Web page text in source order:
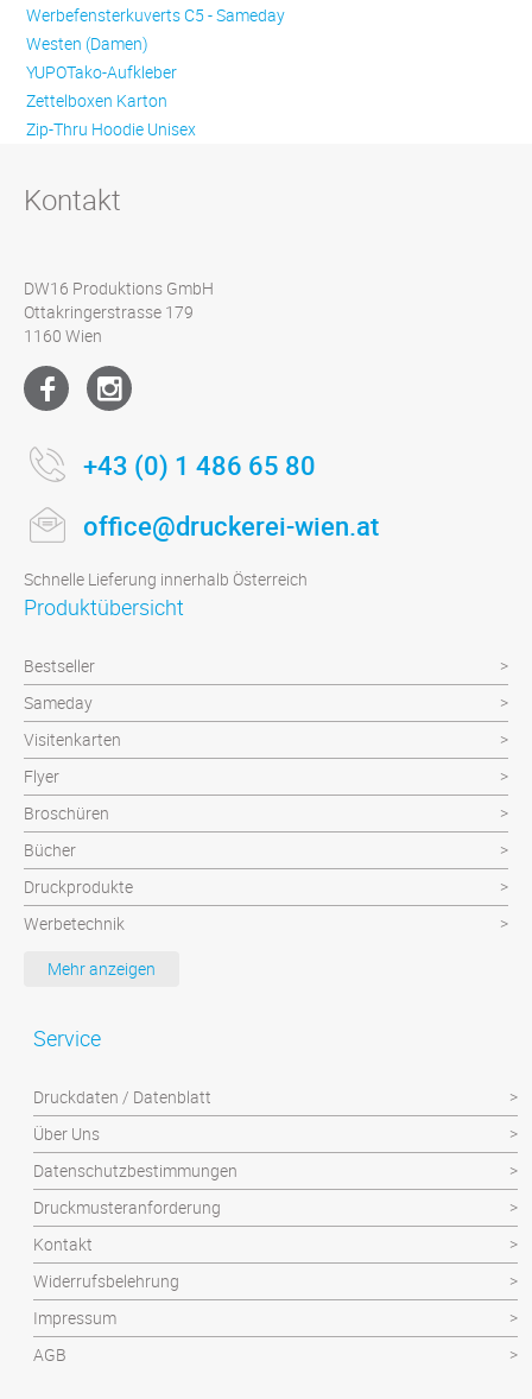
Werbefensterkuverts C5 - Sameday
Westen (Damen)
YUPOTako-Aufkleber
Zettelboxen Karton
Zip-Thru Hoodie Unisex
Kontakt
DW16 Produktions GmbH
Ottakringerstrasse 179
1160 Wien
+43 (0) 1 486 65 80
office@druckerei-wien.at
Schnelle Lieferung innerhalb Österreich
Produktübersicht
Bestseller
Sameday
Visitenkarten
Flyer
Broschüren
Bücher
Druckprodukte
Werbetechnik
Werbeartikel
Plattendruck und Schilder
Mehr anzeigen
Service
Druckdaten / Datenblatt
Über Uns
Datenschutzbestimmungen
Druckmusteranforderung
Kontakt
Widerrufsbelehrung
Impressum
AGB